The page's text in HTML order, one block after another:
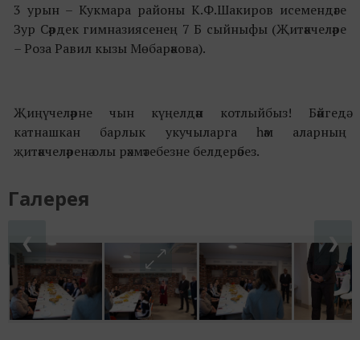
3 урын – Кукмара районы К.Ф.Шакиров исемендәге
Зур Сәрдек гимназиясенең 7 Б сыйныфы (Җитәкчеләре
– Роза Равил кызы Мөбарәкова).
Җиңүчеләрне чын күңелдән котлыйбыз! Бәйгедә
катнашкан барлык укучыларга һәм аларның
җитәкчеләренә олы рәхмәтебезне белдерәбез.
Галерея
❮ ❯